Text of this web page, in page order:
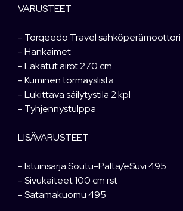
VARUSTEET
- Torqeedo Travel sähköperämoottori
- Hankaimet
- Lakatut airot 270 cm
- Kuminen törmäyslista
- Lukittava säilytystila 2 kpl
- Tyhjennystulppa
LISÄVARUSTEET
- Istuinsarja Soutu-Palta/eSuvi 495
- Sivukaiteet 100 cm rst
- Satamakuomu 495